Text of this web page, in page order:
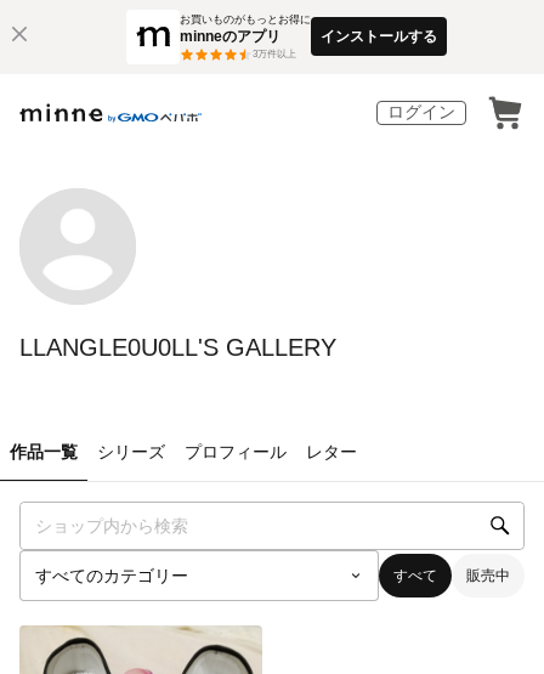
お買いものがもっとお得に
minneのアプリ
3万件以上
インストールする
ログイン
LLANGLE0U0LL'S GALLERY
作品一覧 シリーズ プロフィール レター
すべて 販売中